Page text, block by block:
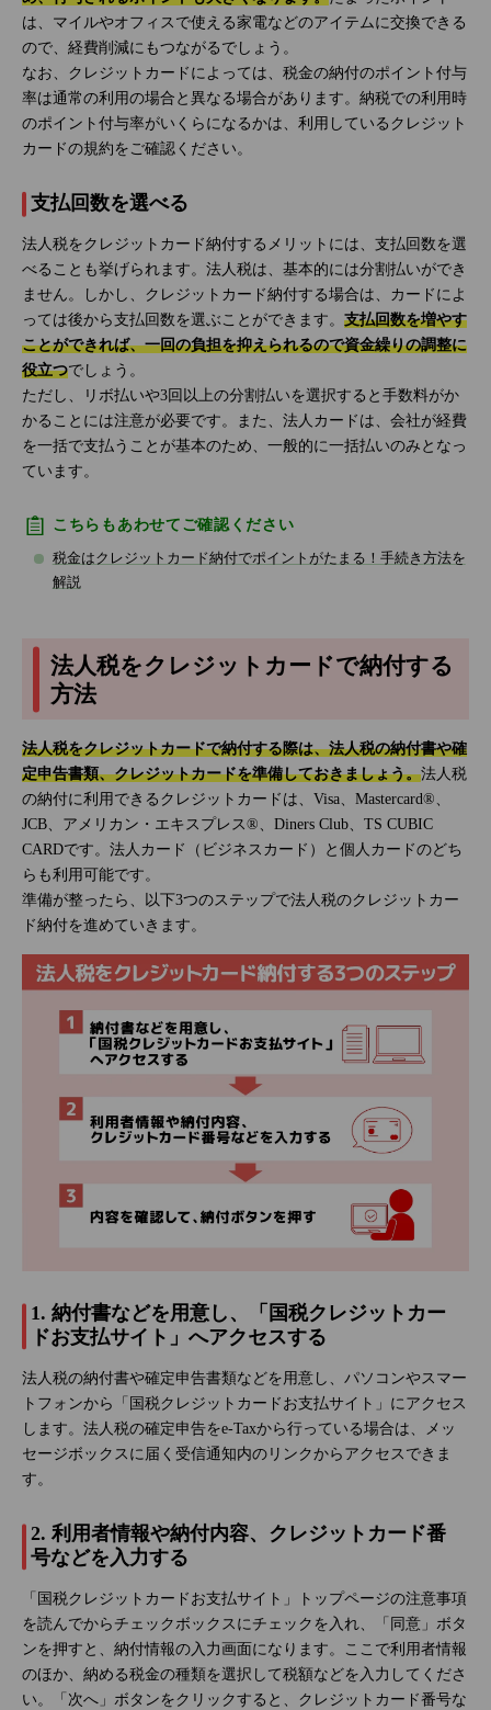
は、マイルやオフィスで使える家電などのアイテムに交換できる
ので、経費削減にもつながるでしょう。
なお、クレジットカードによっては、税金の納付のポイント付与
率は通常の利用の場合と異なる場合があります。納税での利用時
のポイント付与率がいくらになるかは、利用しているクレジット
カードの規約をご確認ください。
支払回数を選べる
法人税をクレジットカード納付するメリットには、支払回数を選
べることも挙げられます。法人税は、基本的には分割払いができ
ません。しかし、クレジットカード納付する場合は、カードによ
っては後から支払回数を選ぶことができます。 支払回数を増やす
ことができれば、一回の負担を抑えられるので資金繰りの調整に
役立つでしょう。
ただし、リボ払いや3回以上の分割払いを選択すると手数料がか
かることには注意が必要です。また、法人カードは、会社が経費
を一括で支払うことが基本のため、一般的に一括払いのみとなっ
ています。
こちらもあわせてご確認ください
税金はクレジットカード納付でポイントがたまる！手続き方法を
解説
法人税をクレジットカードで納付する
方法
法人税をクレジットカードで納付する際は、法人税の納付書や確
定申告書類、クレジットカードを準備しておきましょう。法人税
の納付に利用できるクレジットカードは、Visa、Mastercard®、
JCB、アメリカン・エキスプレス®、Diners Club、TS CUBIC
CARDです。法人カード（ビジネスカード）と個人カードのどち
らも利用可能です。
準備が整ったら、以下3つのステップで法人税のクレジットカー
ド納付を進めていきます。
1. 納付書などを用意し、「国税クレジットカー
ドお支払サイト」へアクセスする
法人税の納付書や確定申告書類などを用意し、パソコンやスマー
トフォンから「国税クレジットカードお支払サイト」にアクセス
します。法人税の確定申告をe-Taxから行っている場合は、メッ
セージボックスに届く受信通知内のリンクからアクセスできま
す。
2. 利用者情報や納付内容、クレジットカード番
号などを入力する
「国税クレジットカードお支払サイト」トップページの注意事項
を読んでからチェックボックスにチェックを入れ、「同意」ボタ
ンを押すと、納付情報の入力画面になります。ここで利用者情報
のほか、納める税金の種類を選択して税額などを入力してくださ
い。「次へ」ボタンをクリックすると、クレジットカード番号な